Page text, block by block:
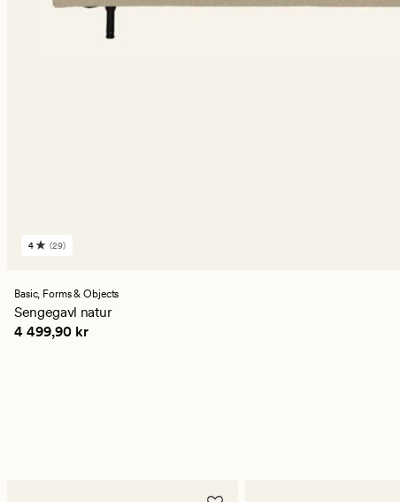
29
en
gjennomsnittlig
vurdering
på
4 (29)
Basic, Forms & Objects
Sengegavl natur
Pris 4 499,90 kr
4 499,90 kr